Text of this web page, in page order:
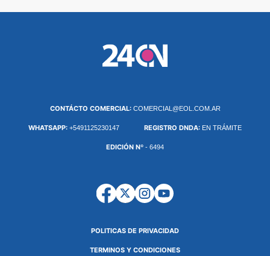
CONTÁCTO COMERCIAL: COMERCIAL@EOL.COM.AR
WHATSAPP: +5491125230147 REGISTRO DNDA: EN TRÁMITE
EDICIÓN Nº - 6494
POLITICAS DE PRIVACIDAD
TERMINOS Y CONDICIONES